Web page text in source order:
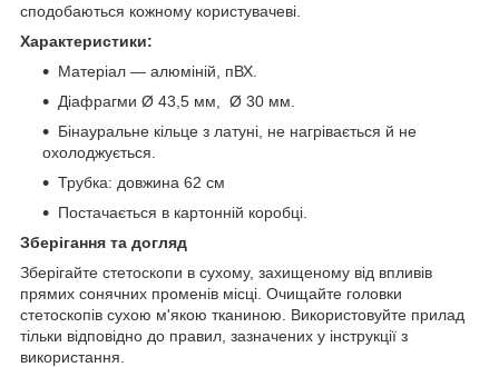
сподобаються кожному користувачеві.
Характеристики:
Матеріал — алюміній, пВХ.
Діафрагми Ø 43,5 мм, Ø 30 мм.
Бінауральне кільце з латуні, не нагрівається й не
охолоджується.
Трубка: довжина 62 см
Постачається в картонній коробці.
Зберігання та догляд
Зберігайте стетоскопи в сухому, захищеному від впливів
прямих сонячних променів місці. Очищайте головки
стетоскопів сухою м'якою тканиною. Використовуйте прилад
тільки відповідно до правил, зазначених у інструкції з
використання.